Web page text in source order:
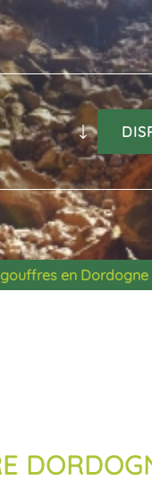
en Dordogne